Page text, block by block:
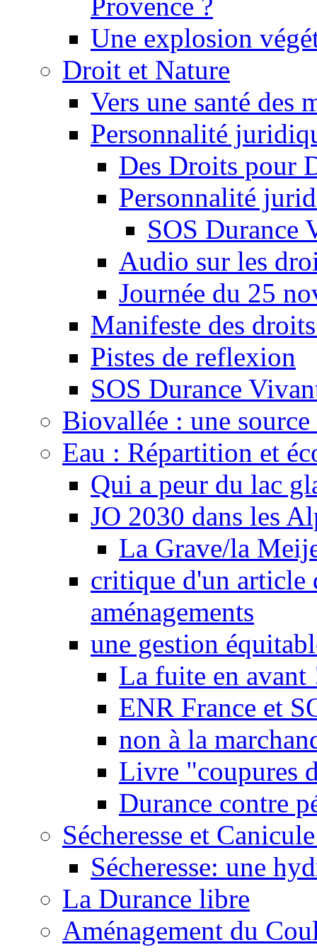
Provence ?
Une explosion
Droit et Nature
Vers une santé des
Personnalité
Des Droits pour
Personnalité
SOS Durance
Audio sur les
Journée du 25
Manifeste des
Pistes de reflexion
SOS Durance
Biovallée : une
Eau : Répartition et
Qui a peur du lac
JO 2030 dans les
La Grave/la
critique d'un article
aménagements
une gestion
La fuite en avant
ENR France et
non à la
Livre "coupures
Durance contre
Sécheresse et
Sécheresse: une
La Durance libre
Aménagement du